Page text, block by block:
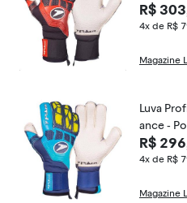
R$
4x de R$
Magazine
Luva
ance -
R$
4x de R$
Magazine